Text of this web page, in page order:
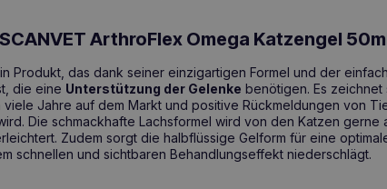
ArthroFlex Omega Katzengel
Produkt, das dank seiner einzigartigen Formel und der
die eine Unterstützung der Gelenke benötigen. Es
Jahre auf dem Markt und positive Rückmeldungen von
Die schmackhafte Lachsformel wird von den Katzen gerne
Zudem sorgt die halbflüssige Gelform für eine
schnellen und sichtbaren Behandlungseffekt niederschlägt.